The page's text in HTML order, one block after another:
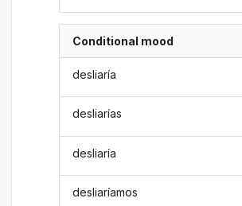
Conditional mood
desliaría
desliarías
desliaría
desliaríamos